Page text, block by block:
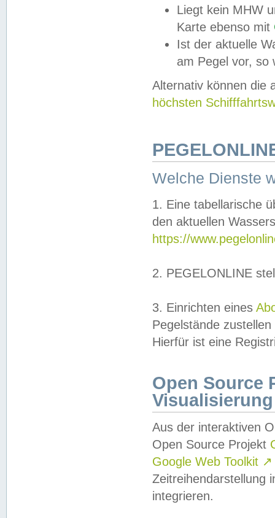
Liegt kein MHW
Karte ebenso mit
Ist der aktuelle
am Pegel vor,
Alternativ können die
höchsten
Welche Dienste
1. Eine tabellarische
den aktuellen
https://
2. PEGELONLINE
3. Einrichten eines
Pegelstände
Hierfür ist eine
Open Source
Visualisierung
Aus der interaktiven
Open Source Projekt
Google Web Toolkit ↗
Zeitreihendarstellung
integrieren.